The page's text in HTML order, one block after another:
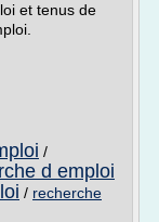
et tenus de
/
d emploi
/ recherche